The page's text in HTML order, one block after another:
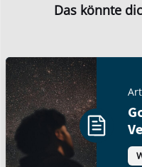
Das könnte